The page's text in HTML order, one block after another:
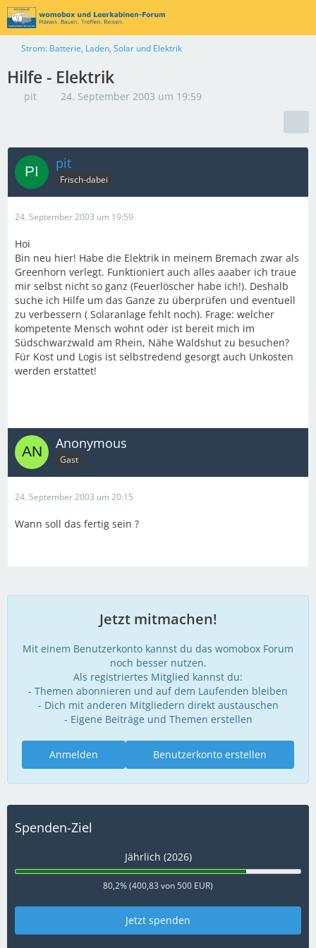
Strom: Batterie, Laden, Solar und Elektrik
Hilfe - Elektrik
pit 24. September 2003 um 19:59
pit
Frisch-dabei
24. September 2003 um 19:59
Hoi
Bin neu hier! Habe die Elektrik in meinem Bremach zwar als
Greenhorn verlegt. Funktioniert auch alles aaaber ich traue
mir selbst nicht so ganz (Feuerlöscher habe ich!). Deshalb
suche ich Hilfe um das Ganze zu überprüfen und eventuell
zu verbessern ( Solaranlage fehlt noch). Frage: welcher
kompetente Mensch wohnt oder ist bereit mich im
Südschwarzwald am Rhein, Nähe Waldshut zu besuchen?
Für Kost und Logis ist selbstredend gesorgt auch Unkosten
werden erstattet!
Anonymous
Gast
24. September 2003 um 20:15
Wann soll das fertig sein ?
Jetzt mitmachen!
Mit einem Benutzerkonto kannst du das womobox Forum
noch besser nutzen.
Als registriertes Mitglied kannst du:
- Themen abonnieren und auf dem Laufenden bleiben
- Dich mit anderen Mitgliedern direkt austauschen
- Eigene Beiträge und Themen erstellen
Benutzerkonto erstellen
Anmelden
Spenden-Ziel
Jährlich (2026)
80,2% (400,83 von 500 EUR)
Jetzt spenden